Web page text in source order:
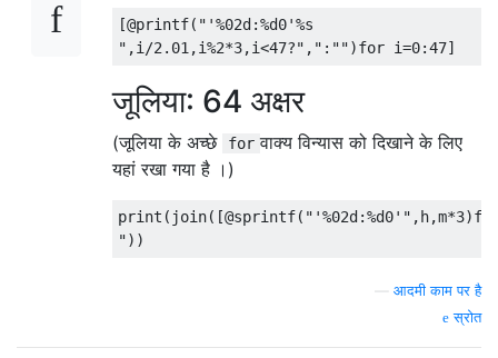
[@printf( "'%02d:%d0'%s
" ,i /2.01 ,i%2*3,i<47?"," : "")for i=0:47]
जूलिया: 64 अक्षर
(जूलिया के अच्छे for वाक्य विन्यास को दिखाने के लिए
यहां रखा गया है ।)
print ( join([@sprintf( "'%02d:%d0'" , h,m*3)
"))
आदमी काम पर है
स्रोत